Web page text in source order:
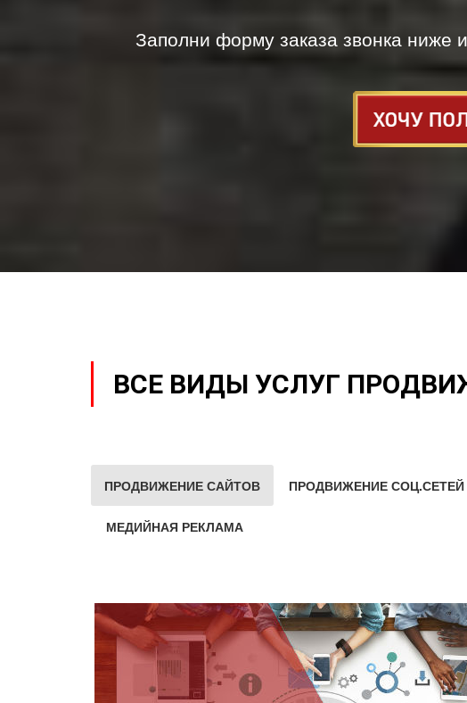
Заполни форму заказа звонка ниже
ВСЕ ВИДЫ УСЛУГ
ПРОДВИЖЕНИЕ САЙТОВ ПРОДВИЖЕНИЕ СОЦ.СЕТЕЙ
МЕДИЙНАЯ РЕКЛАМА